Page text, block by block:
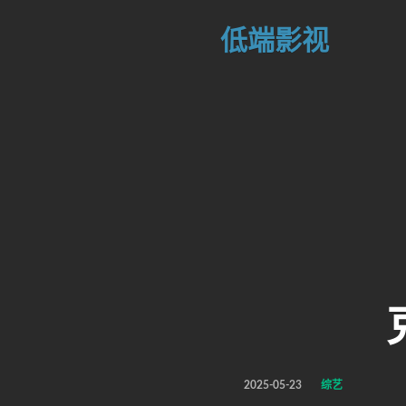
低端影视
2025-05-23 综艺